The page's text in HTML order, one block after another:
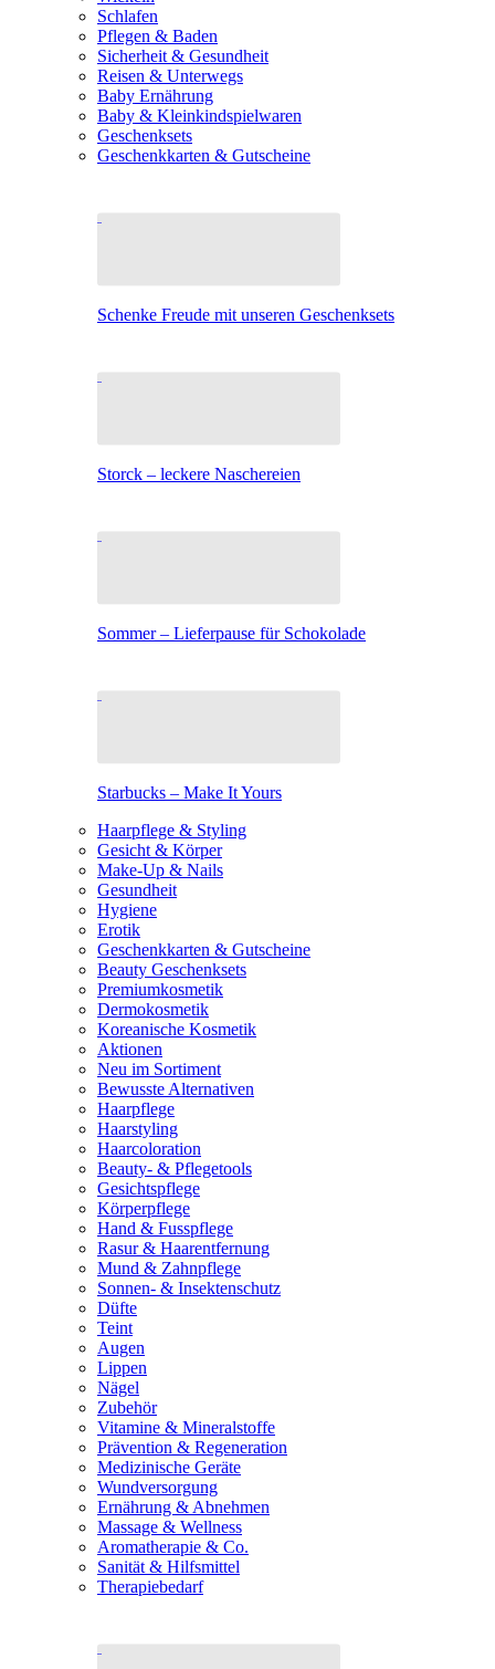
Schlafen
Pflegen & Baden
Sicherheit & Gesundheit
Reisen & Unterwegs
Baby Ernährung
Baby & Kleinkindspielwaren
Geschenksets
Geschenkkarten & Gutscheine
Schenke Freude mit unseren Geschenksets
Storck – leckere Naschereien
Sommer – Lieferpause für Schokolade
Starbucks – Make It Yours
Haarpflege & Styling
Gesicht & Körper
Make-Up & Nails
Gesundheit
Hygiene
Erotik
Geschenkkarten & Gutscheine
Beauty Geschenksets
Premiumkosmetik
Dermokosmetik
Koreanische Kosmetik
Aktionen
Neu im Sortiment
Bewusste Alternativen
Haarpflege
Haarstyling
Haarcoloration
Beauty- & Pflegetools
Gesichtspflege
Körperpflege
Hand & Fusspflege
Rasur & Haarentfernung
Mund & Zahnpflege
Sonnen- & Insektenschutz
Düfte
Teint
Augen
Lippen
Nägel
Zubehör
Vitamine & Mineralstoffe
Prävention & Regeneration
Medizinische Geräte
Wundversorgung
Ernährung & Abnehmen
Massage & Wellness
Aromatherapie & Co.
Sanität & Hilfsmittel
Therapiebedarf